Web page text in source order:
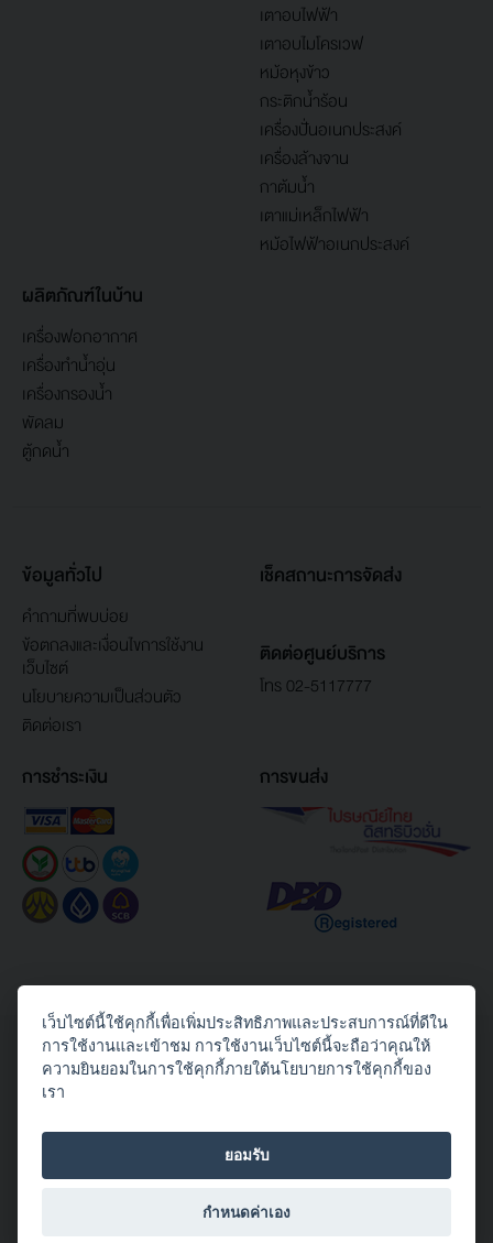
เตาอบไฟฟ้า
เตาอบไมโครเวฟ
หม้อหุงข้าว
กระติกน้ำร้อน
เครื่องปั่นอเนกประสงค์
เครื่องล้างจาน
กาต้มน้ำ
เตาแม่เหล็กไฟฟ้า
หม้อไฟฟ้าอเนกประสงค์
ผลิตภัณฑ์ในบ้าน
เครื่องฟอกอากาศ
เครื่องทำน้ำอุ่น
เครื่องกรองน้ำ
พัดลม
ตู้กดน้ำ
ข้อมูลทั่วไป
คำถามที่พบบ่อย
ข้อตกลงและเงื่อนไขการใช้งาน
เว็บไซต์
นโยบายความเป็นส่วนตัว
ติดต่อเรา
เช็คสถานะการจัดส่ง
ติดต่อศูนย์บริการ
โทร 02-5117777
การชำระเงิน การขนส่ง
Copyright© 2026 Toshiba Thailand Co., Ltd. All Rights Reserved.
เว็บไซต์นี้ใช้คุกกี้เพื่อเพิ่มประสิทธิภาพและประสบการณ์ที่ดีใน
การใช้งานและเข้าชม การใช้งานเว็บไซต์นี้จะถือว่าคุณให้
ความยินยอมในการใช้คุกกี้ภายใต้นโยบายการใช้คุกกี้ของ
เรา
ยอมรับ
กำหนดค่าเอง